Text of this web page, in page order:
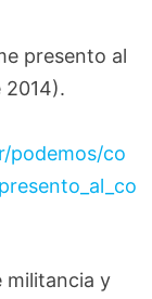
presento al
2014).
podemos/co
militancia y